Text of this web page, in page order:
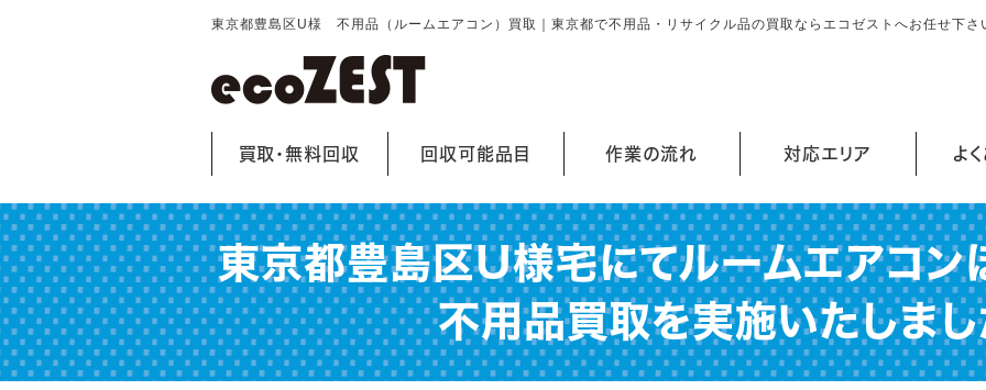
東京都豊島区U様 不用品（ルームエアコン）買取｜東京都で不用品・リサイクル品の買取ならエコゼストへお任せ下さ
買取・無料回収 回収可能品目 作業の流れ 対応エリア よ
東京都豊島区U様宅にてルームエアコン
不用品買取を実施いたしまし